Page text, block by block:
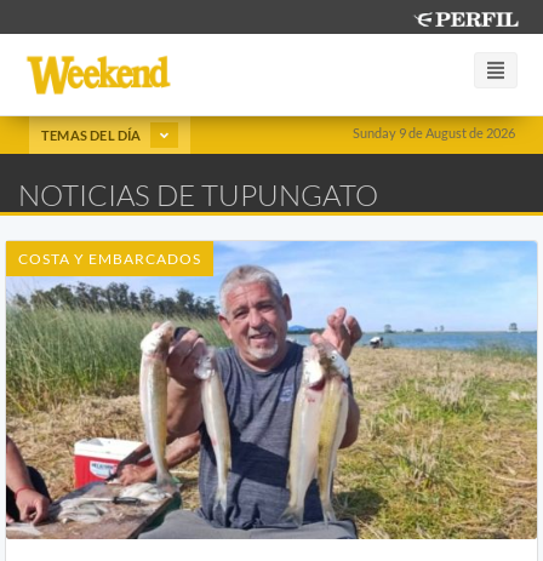
Sunday 9 de August de 2026
TEMAS DEL DÍA
NOTICIAS DE TUPUNGATO
COSTA Y EMBARCADOS